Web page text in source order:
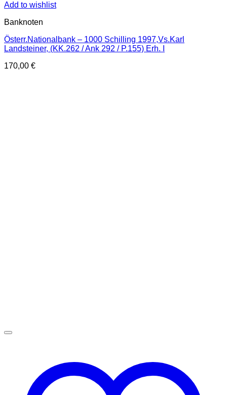
Add to wishlist
Banknoten
Österr.Nationalbank – 1000 Schilling 1997,Vs.Karl
Landsteiner, (KK.262 / Ank 292 / P.155) Erh. I
170,00 €